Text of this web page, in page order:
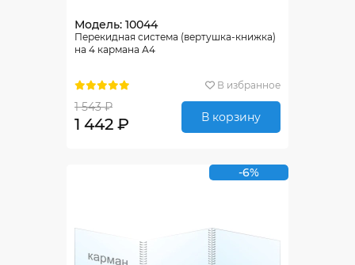
Модель: 10044
Перекидная система (вертушка-книжка)
на 4 кармана А4
В избранное
1 543 ₽
1 442 ₽ В корзину
-6%